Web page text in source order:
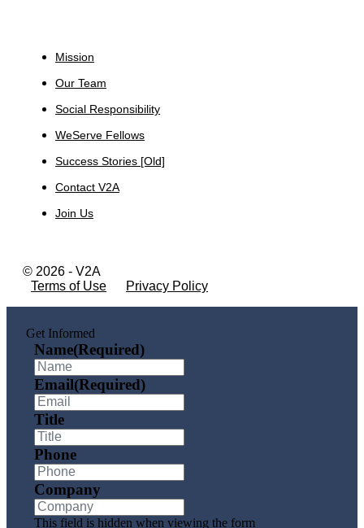
Mission
Our Team
Social Responsibility
WeServe Fellows
Success Stories [Old]
Contact V2A
Join Us
© 2026 - V2A
Terms of Use
Privacy Policy
Get Informed
Name(Required)
Email(Required)
Title
Phone
Company
This field is hidden when viewing the form